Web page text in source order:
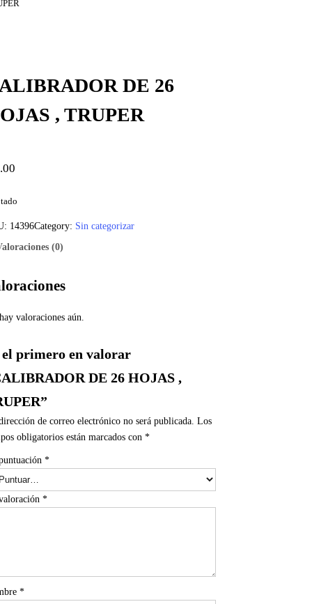
DE 26
, TRUPER
14396Category: Sin categorizar
(0)
valoraciones aún.
el primero en valorar
DE 26 HOJAS ,
de correo electrónico no será publicada. Los
obligatorios están marcados con *
*
*
*